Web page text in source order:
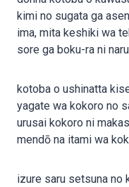
kimi no sugata ga
ima, mita keshiki wa
sore ga boku-ra ni
kotoba o ushinatta
yagate wa kokoro no
urusai kokoro ni
mendō na itami wa
izure saru setsuna no